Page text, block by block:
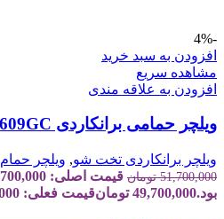
-4%
افزودن به سبد خرید
مشاهده سریع
افزودن به علاقه مندی
ویلچر حمامی برانکاردی 609GC
ویلچر برانکاردی تخت شو, ویلچر
51,700,000 تومان
بود.49,700,000 تومانقیمت فعلی: 49,700,000 تومان.